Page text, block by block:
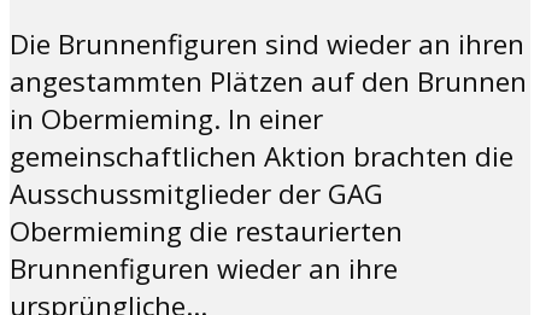
Die Brunnenfiguren sind wieder an ihren
angestammten Plätzen auf den Brunnen
in Obermieming. In einer
gemeinschaftlichen Aktion brachten die
Ausschussmitglieder der GAG
Obermieming die restaurierten
Brunnenfiguren wieder an ihre
ursprüngliche...